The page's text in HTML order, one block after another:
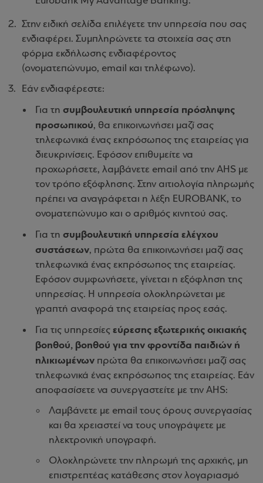
Στην ειδική σελίδα επιλέγετε την υπηρεσία που σας
ενδιαφέρει. Συμπληρώνετε τα στοιχεία σας στη
φόρμα εκδήλωσης ενδιαφέροντος
(ονοματεπώνυμο, email και τηλέφωνο).
Εάν ενδιαφέρεστε:
Για τη συμβουλευτική υπηρεσία πρόσληψης
προσωπικού, θα επικοινωνήσει μαζί σας
τηλεφωνικά ένας εκπρόσωπος της εταιρείας για
διευκρινίσεις. Εφόσον επιθυμείτε να
προχωρήσετε, λαμβάνετε email από την AHS με
τον τρόπο εξόφλησης. Στην αιτιολογία πληρωμής
πρέπει να αναγράφεται η λέξη EUROBANK, το
ονοματεπώνυμο και ο αριθμός κινητού σας.
Για τη συμβουλευτική υπηρεσία ελέγχου
συστάσεων, πρώτα θα επικοινωνήσει μαζί σας
τηλεφωνικά ένας εκπρόσωπος της εταιρείας.
Εφόσον συμφωνήσετε, γίνεται η εξόφληση της
υπηρεσίας. Η υπηρεσία ολοκληρώνεται με
γραπτή αναφορά της εταιρείας προς εσάς.
Για τις υπηρεσίες εύρεσης εξωτερικής οικιακής
βοηθού, βοηθού για την φροντίδα παιδιών ή
ηλικιωμένων πρώτα θα επικοινωνήσει μαζί σας
τηλεφωνικά ένας εκπρόσωπος της εταιρείας. Εάν
αποφασίσετε να συνεργαστείτε με την AHS:
Λαμβάνετε με email τους όρους συνεργασίας
και θα χρειαστεί να τους υπογράψετε με
ηλεκτρονική υπογραφή.
Ολοκληρώνετε την πληρωμή της αρχικής, μη
επιστρεπτέας κατάθεσης στον λογαριασμό